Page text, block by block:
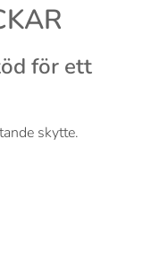
för ett
skytte.